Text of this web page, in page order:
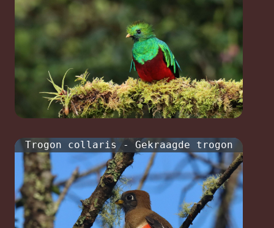
Trogon collaris - Gekraagde trogon